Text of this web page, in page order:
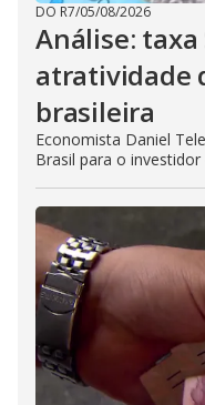
DO R7/05/08/2026
Análise: taxa
atratividade
brasileira
Economista Daniel
Brasil para o